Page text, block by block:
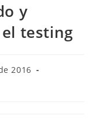
y
testing
2016